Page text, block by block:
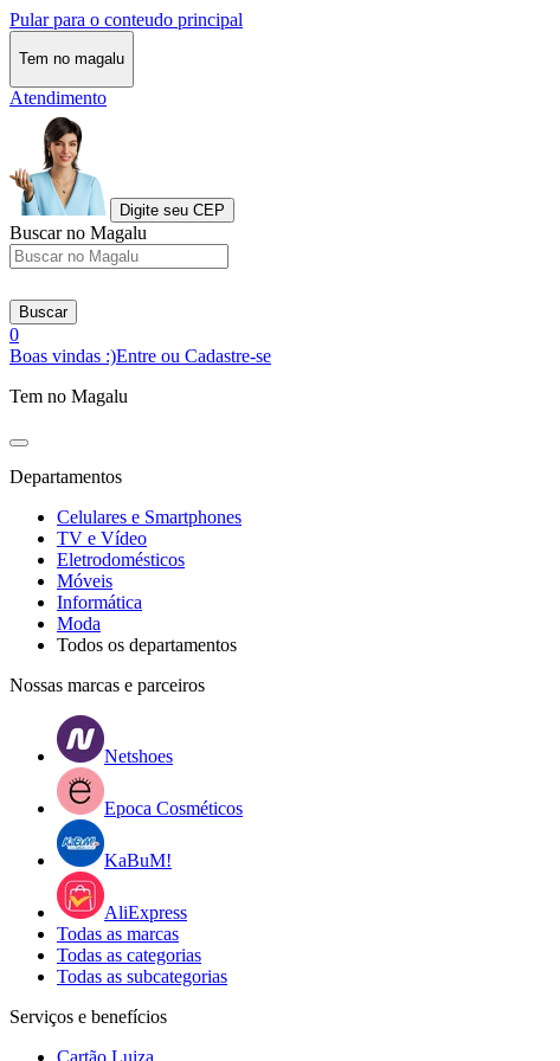
Pular para o conteudo principal
Tem no magalu
Atendimento
Digite seu CEP
Buscar no Magalu
Buscar
0
Boas vindas :)Entre ou Cadastre-se
Tem no Magalu
Departamentos
Celulares e Smartphones
TV e Vídeo
Eletrodomésticos
Móveis
Informática
Moda
Todos os departamentos
Nossas marcas e parceiros
Netshoes
Epoca Cosméticos
KaBuM!
AliExpress
Todas as marcas
Todas as categorias
Todas as subcategorias
Serviços e benefícios
Cartão Luiza